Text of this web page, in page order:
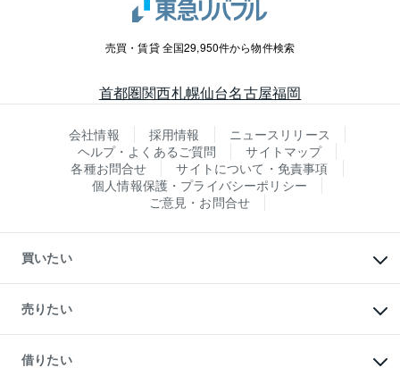
売買・賃貸 全国29,950件から物件検索
首都圏関西札幌仙台名古屋福岡
会社情報 採用情報
ニュースリリース
ヘルプ・よくあるご質問
サイトマップ
各種お問合せ
サイトについて・免責事項
個人情報保護・プライバシーポリシー
ご意見・お問合せ
買いたい
新築・分譲マンションの購入
中古マンションの購入
一戸建ての購入
中古一戸建ての購入
売りたい
一戸建ての売却・査定
借りたい